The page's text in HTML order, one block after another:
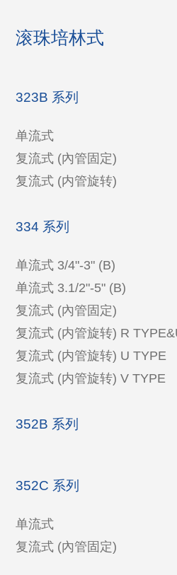
滚珠培林式
323B 系列
单流式
复流式 (內管固定)
复流式 (内管旋转)
334 系列
单流式 3/4"-3" (B)
单流式 3.1/2"-5" (B)
复流式 (內管固定)
复流式 (内管旋转) R
复流式 (内管旋转) U TYPE
复流式 (内管旋转) V TYPE
352B 系列
352C 系列
单流式
复流式 (內管固定)